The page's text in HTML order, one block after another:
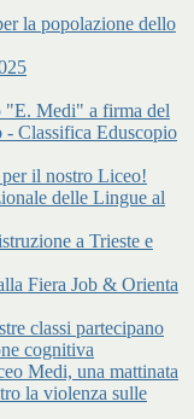
la popolazione dello
"E. Medi" a firma del
- Classifica Eduscopio
il nostro Liceo!
delle Lingue al
a Trieste e
Fiera Job & Orienta
classi partecipano
cognitiva
Medi, una mattinata
la violenza sulle